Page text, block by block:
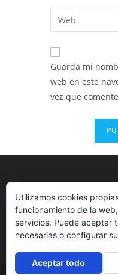
de
usuario
para
comentar
dirección
de
electrónico
para
comentar
Introduce
la
URL
de
(opcional)
Guarda mi
web en este
vez que
Utilizamos cookies
funcionamiento de la
servicios. Puede aceptar
necesarias o configurar
Aceptar todo